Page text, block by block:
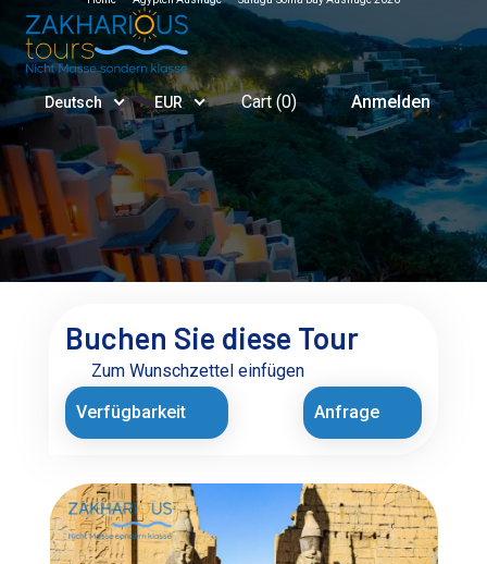
Deutsch EUR Cart (0) Anmelden
Buchen Sie diese Tour
Zum Wunschzettel einfügen
Verfügbarkeit
Anfrage